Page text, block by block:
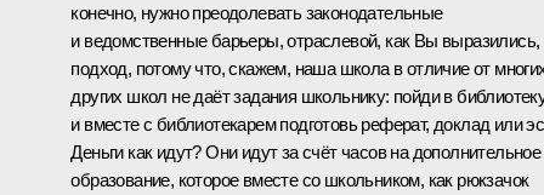
конечно, нужно преодолевать законодательные
и ведомственные барьеры, отраслевой, как Вы выразились,
подход, потому что, скажем, наша школа в отличие от
других школ не даёт задания школьнику: пойди в
и вместе с библиотекарем подготовь реферат, доклад или
Деньги как идут? Они идут за счёт часов на дополнительное
образование, которое вместе со школьником, как рюкзачок